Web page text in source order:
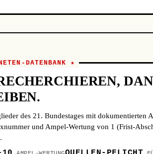
DATENBANK ★
des 21. Bundestages mit dokumentierten
und Ampel-Wertung von 1 (Frist-